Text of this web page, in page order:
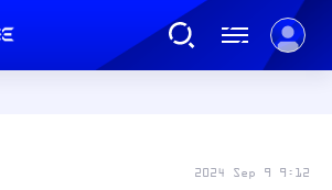
2024 Sep 9 9:12